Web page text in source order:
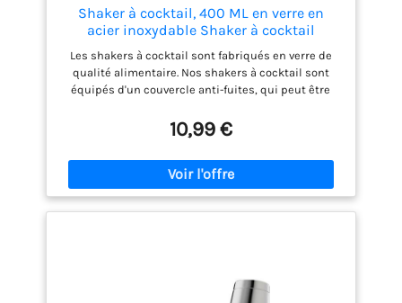
Shaker à cocktail, 400 ML en verre en
acier inoxydable Shaker à cocktail
Martini Shaker à agiter + Mixeur avec
tamis Mixeur à cocktail, accessoires de
bar
Les shakers à cocktail sont fabriqués en verre de
qualité alimentaire. Nos shakers à cocktail sont
équipés d'un couvercle anti-fuites, qui peut être
se caractérisent par des propriétés durables,
résistantes à la rouille et à la corrosion. Le petit
ensemble de shaker à cocktail contient un shaker,
une passoire, un couvercle. Conçu pour l'ergonomie,
plus de bords de poignée tranchants. Taille
pratique pour une utilisation à une main, profitez
spiritueux, y compris : whisky, vodka, scotch, gin,
tequila, rhum, brandy, Apple Martini ou Long Island
10,99 €